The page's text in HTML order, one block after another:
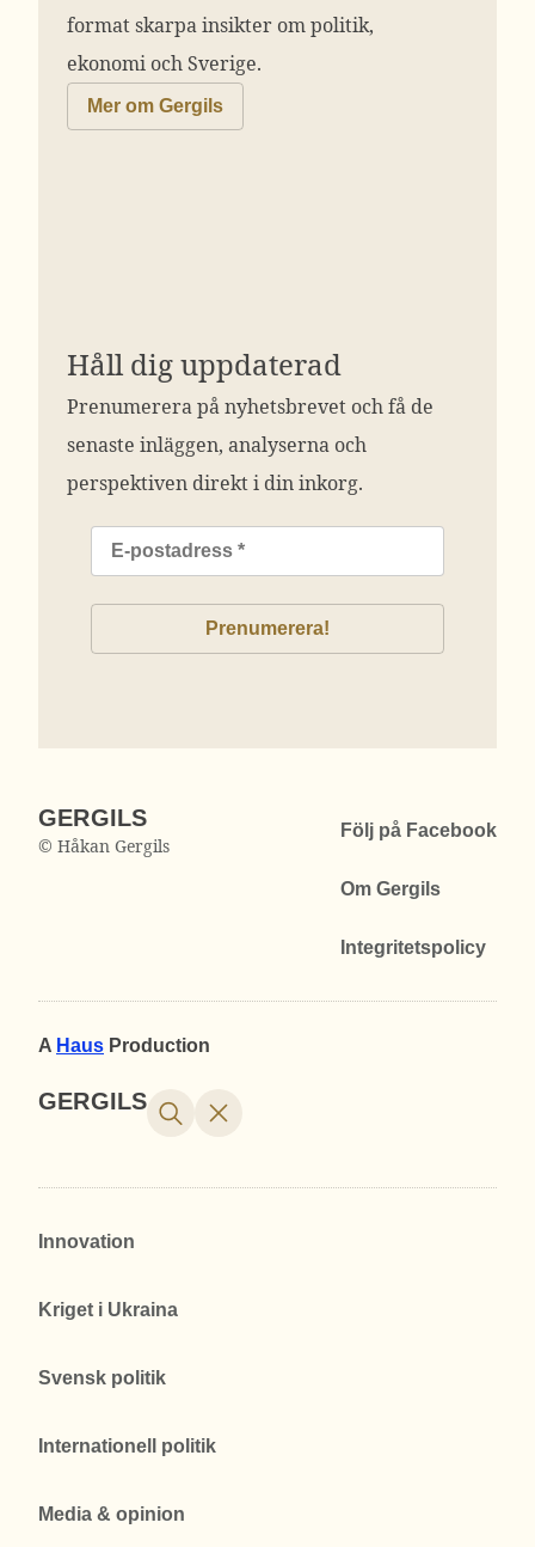
format skarpa insikter om politik,
ekonomi och Sverige.
Mer om Gergils
Håll dig uppdaterad
Prenumerera på nyhetsbrevet och få de
senaste inläggen, analyserna och
perspektiven direkt i din inkorg.
GERGILS
© Håkan Gergils
Följ på Facebook
Om Gergils
Integritetspolicy
A Haus Production
GERGILS
Innovation
Kriget i Ukraina
Svensk politik
Internationell politik
Media & opinion